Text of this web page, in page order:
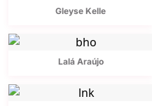
Gleyse Kelle
Lalá Araújo